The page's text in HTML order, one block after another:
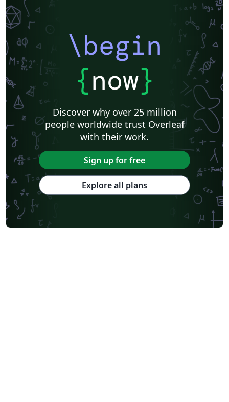
\begin
{now}
Discover why over 25 million
people worldwide trust Overleaf
with their work.
Sign up for free
Explore all plans